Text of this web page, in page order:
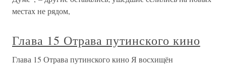
местах не рядом,
Глава 15 Отрава путинского кино
Глава 15 Отрава путинского кино Я восхищён